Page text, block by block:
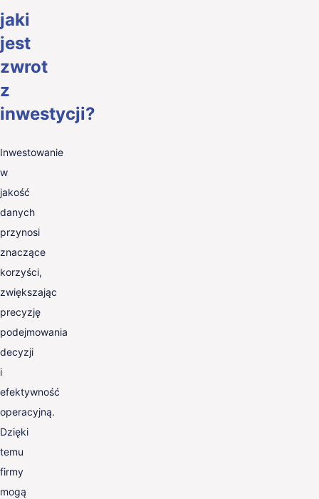
jaki
jest
zwrot
z
inwestycji?
Inwestowanie
w
jakość
danych
przynosi
znaczące
korzyści,
zwiększając
precyzję
podejmowania
decyzji
i
efektywność
operacyjną.
Dzięki
temu
firmy
mogą